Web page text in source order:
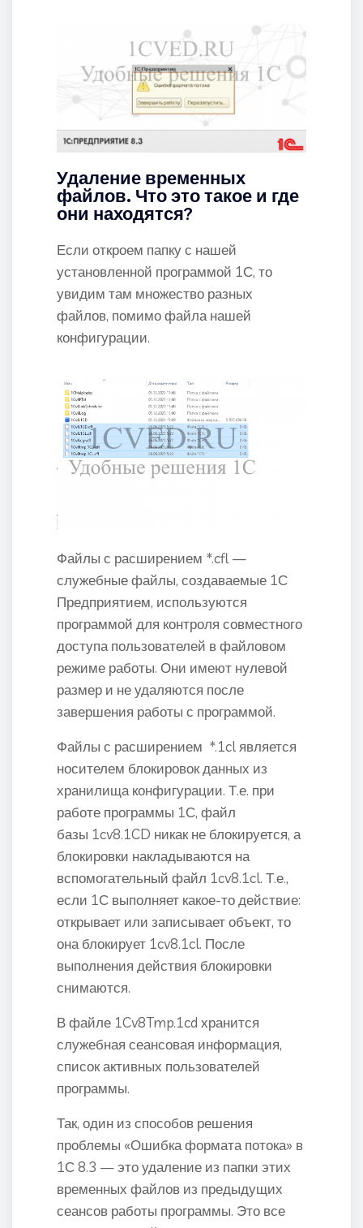
Удаление временных
файлов. Что это такое и где
они находятся?
Если откроем папку с нашей
установленной программой 1С, то
увидим там множество разных
файлов, помимо файла нашей
конфигурации.
Файлы с расширением *.cfl —
служебные файлы, создаваемые 1С
Предприятием, используются
программой для контроля совместного
доступа пользователей в файловом
режиме работы. Они имеют нулевой
размер и не удаляются после
завершения работы с программой.
Файлы с расширением *.1cl является
носителем блокировок данных из
хранилища конфигурации. Т.е. при
работе программы 1С, файл
базы 1cv8.1CD никак не блокируется, а
блокировки накладываются на
вспомогательный файл 1cv8.1cl. Т.е.,
если 1С выполняет какое-то действие:
открывает или записывает объект, то
она блокирует 1cv8.1cl. После
выполнения действия блокировки
снимаются.
В файле 1Cv8Tmp.1cd хранится
служебная сеансовая информация,
список активных пользователей
программы.
Так, один из способов решения
проблемы «Ошибка формата потока» в
1С 8.3 — это удаление из папки этих
временных файлов из предыдущих
сеансов работы программы. Это все